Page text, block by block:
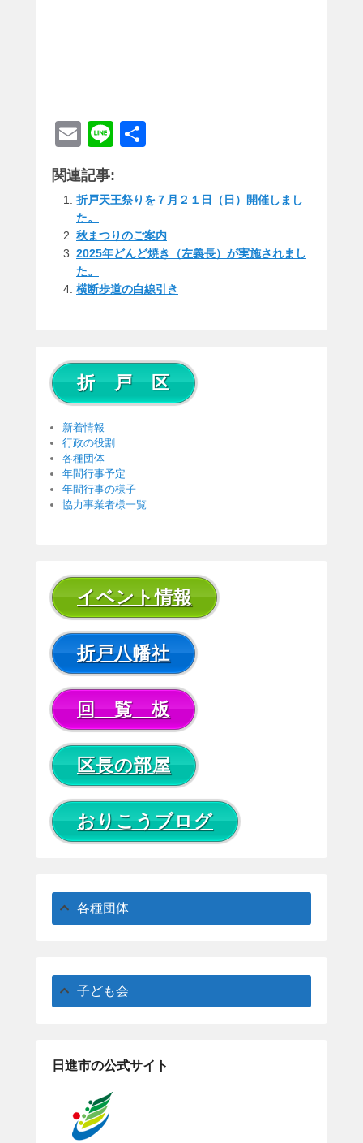
E
m
ail
Li
e
関連記事:
折戸天王祭りを７月２１日（日）開催しまし
た。
秋まつりのご案内
2025年どんど焼き（左義長）が実施されまし
た。
横断歩道の白線引き
折 戸 区
新着情報
行政の役割
各種団体
年間行事予定
年間行事の様子
協力事業者様一覧
イベント情報
折戸八幡社
回 覧 板
区長の部屋
おりこうブログ
各種団体
子ども会
日進市の公式サイト